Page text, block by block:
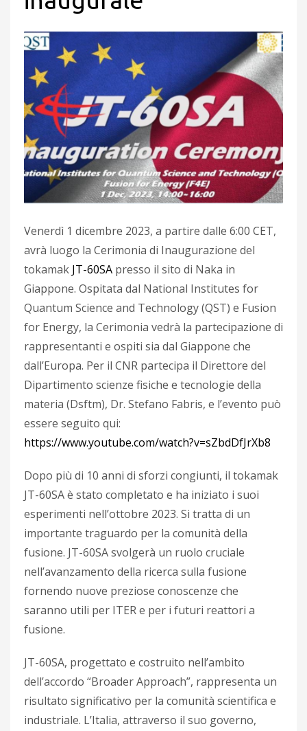
Venerdì 1 dicembre 2023, a partire dalle 6:00 CET,
avrà luogo la Cerimonia di Inaugurazione del
tokamak JT-60SA presso il sito di Naka in
Giappone. Ospitata dal National Institutes for
Quantum Science and Technology (QST) e Fusion
for Energy, la Cerimonia vedrà la partecipazione di
rappresentanti e ospiti sia dal Giappone che
dall’Europa. Per il CNR partecipa il Direttore del
Dipartimento scienze fisiche e tecnologie della
materia (Dsftm), Dr. Stefano Fabris, e l’evento può
essere seguito qui:
https://www.youtube.com/watch?v=sZbdDfJrXb8
Dopo più di 10 anni di sforzi congiunti, il tokamak
JT-60SA è stato completato e ha iniziato i suoi
esperimenti nell’ottobre 2023. Si tratta di un
importante traguardo per la comunità della
fusione. JT-60SA svolgerà un ruolo cruciale
nell’avanzamento della ricerca sulla fusione
fornendo nuove preziose conoscenze che
saranno utili per ITER e per i futuri reattori a
fusione.
JT-60SA, progettato e costruito nell’ambito
dell’accordo “Broader Approach”, rappresenta un
risultato significativo per la comunità scientifica e
industriale. L’Italia, attraverso il suo governo,